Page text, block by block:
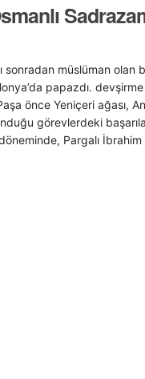
müslüman olan
papazdı.
önce Yeniçeri ağası,
görevlerdeki
Pargalı İbrahim